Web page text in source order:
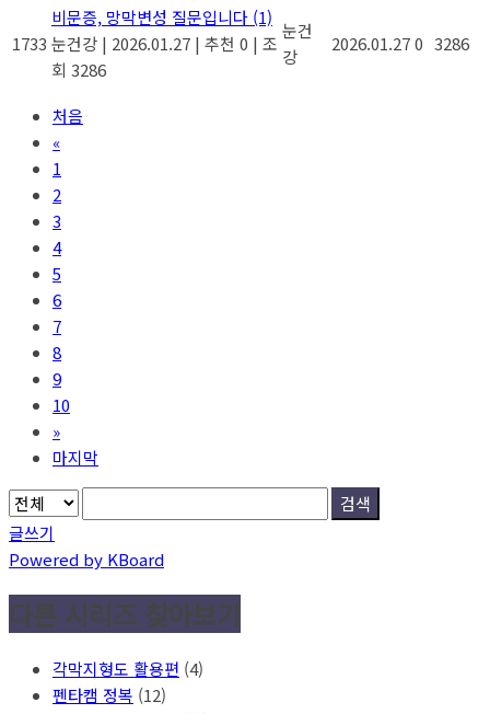
1733
비문증, 망막변성 질문입니다 (1)
눈건강 | 2026.01.27 | 추천 0 | 조
회 3286
눈건
강
2026.01.270 3286
처음
«
1
2
3
4
5
6
7
8
9
10
»
마지막
검색
글쓰기
Powered by KBoard
다른 시리즈 찾아보기
각막지형도 활용편 (4)
펜타캠 정복 (12)